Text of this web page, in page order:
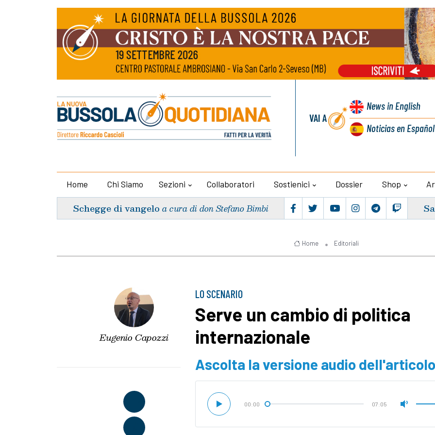
VAI A
Newsin English
Noticiasen Español
Home Chi Siamo Sezioni Collaboratori Sostienici Dossier Shop
Schegge di vangelo a cura di don Stefano Bimbi
Home Editoriali
Eugenio Capozzi
LO SCENARIO
Serve un cambio di politica
internazionale
Ascolta la versione audio dell'articolo
00:00 07:05